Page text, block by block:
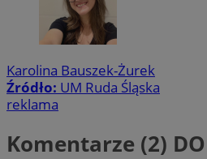
Karolina Bauszek-Żurek
Źródło: UM Ruda Śląska
reklama
Komentarze (2)